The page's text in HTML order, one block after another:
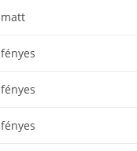
matt
fényes
fényes
fényes